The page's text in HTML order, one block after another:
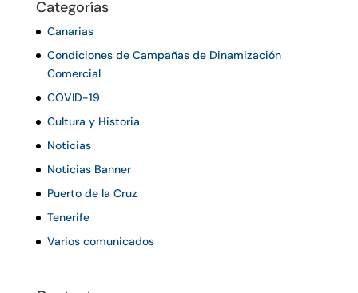
Categorías
Canarias
Condiciones de Campañas de Dinamización
Comercial
COVID-19
Cultura y Historia
Noticias
Noticias Banner
Puerto de la Cruz
Tenerife
Varios comunicados